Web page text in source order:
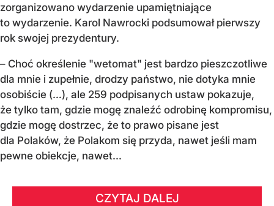
zorganizowano wydarzenie upamiętniające
to wydarzenie. Karol Nawrocki podsumował pierwszy
rok swojej prezydentury.
– Choć określenie "wetomat" jest bardzo pieszczotliwe
dla mnie i zupełnie, drodzy państwo, nie dotyka mnie
osobiście (…), ale 259 podpisanych ustaw pokazuje,
że tylko tam, gdzie mogę znaleźć odrobinę kompromisu,
gdzie mogę dostrzec, że to prawo pisane jest
dla Polaków, że Polakom się przyda, nawet jeśli mam
pewne obiekcje, nawet...
CZYTAJ DALEJ